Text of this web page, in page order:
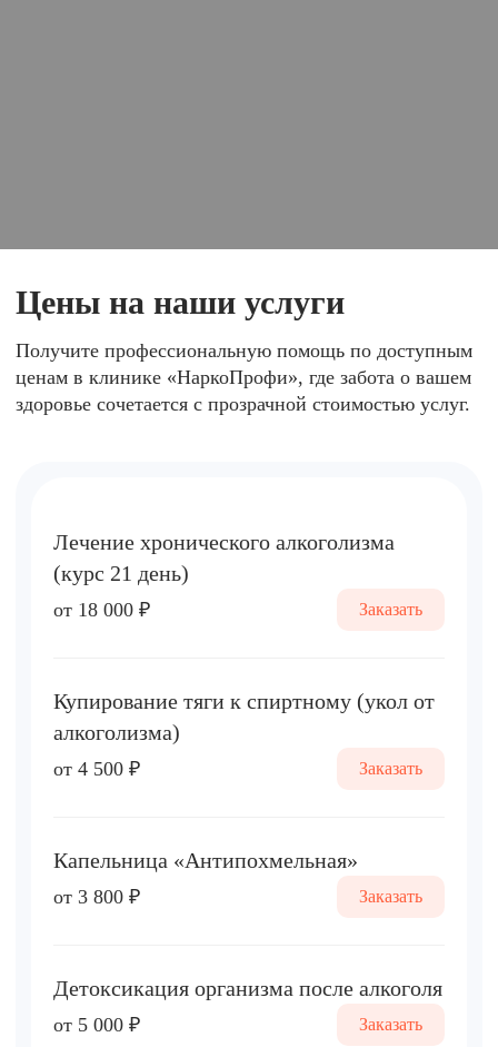
Цены на наши услуги
Получите профессиональную помощь по доступным
ценам в клинике «НаркоПрофи», где забота о вашем
здоровье сочетается с прозрачной стоимостью услуг.
Лечение хронического алкоголизма
(курс 21 день)
от 18 000 ₽ Заказать
Купирование тяги к спиртному (укол от
алкоголизма)
от 4 500 ₽ Заказать
Капельница «Антипохмельная»
от 3 800 ₽ Заказать
Детоксикация организма после алкоголя
от 5 000 ₽ Заказать